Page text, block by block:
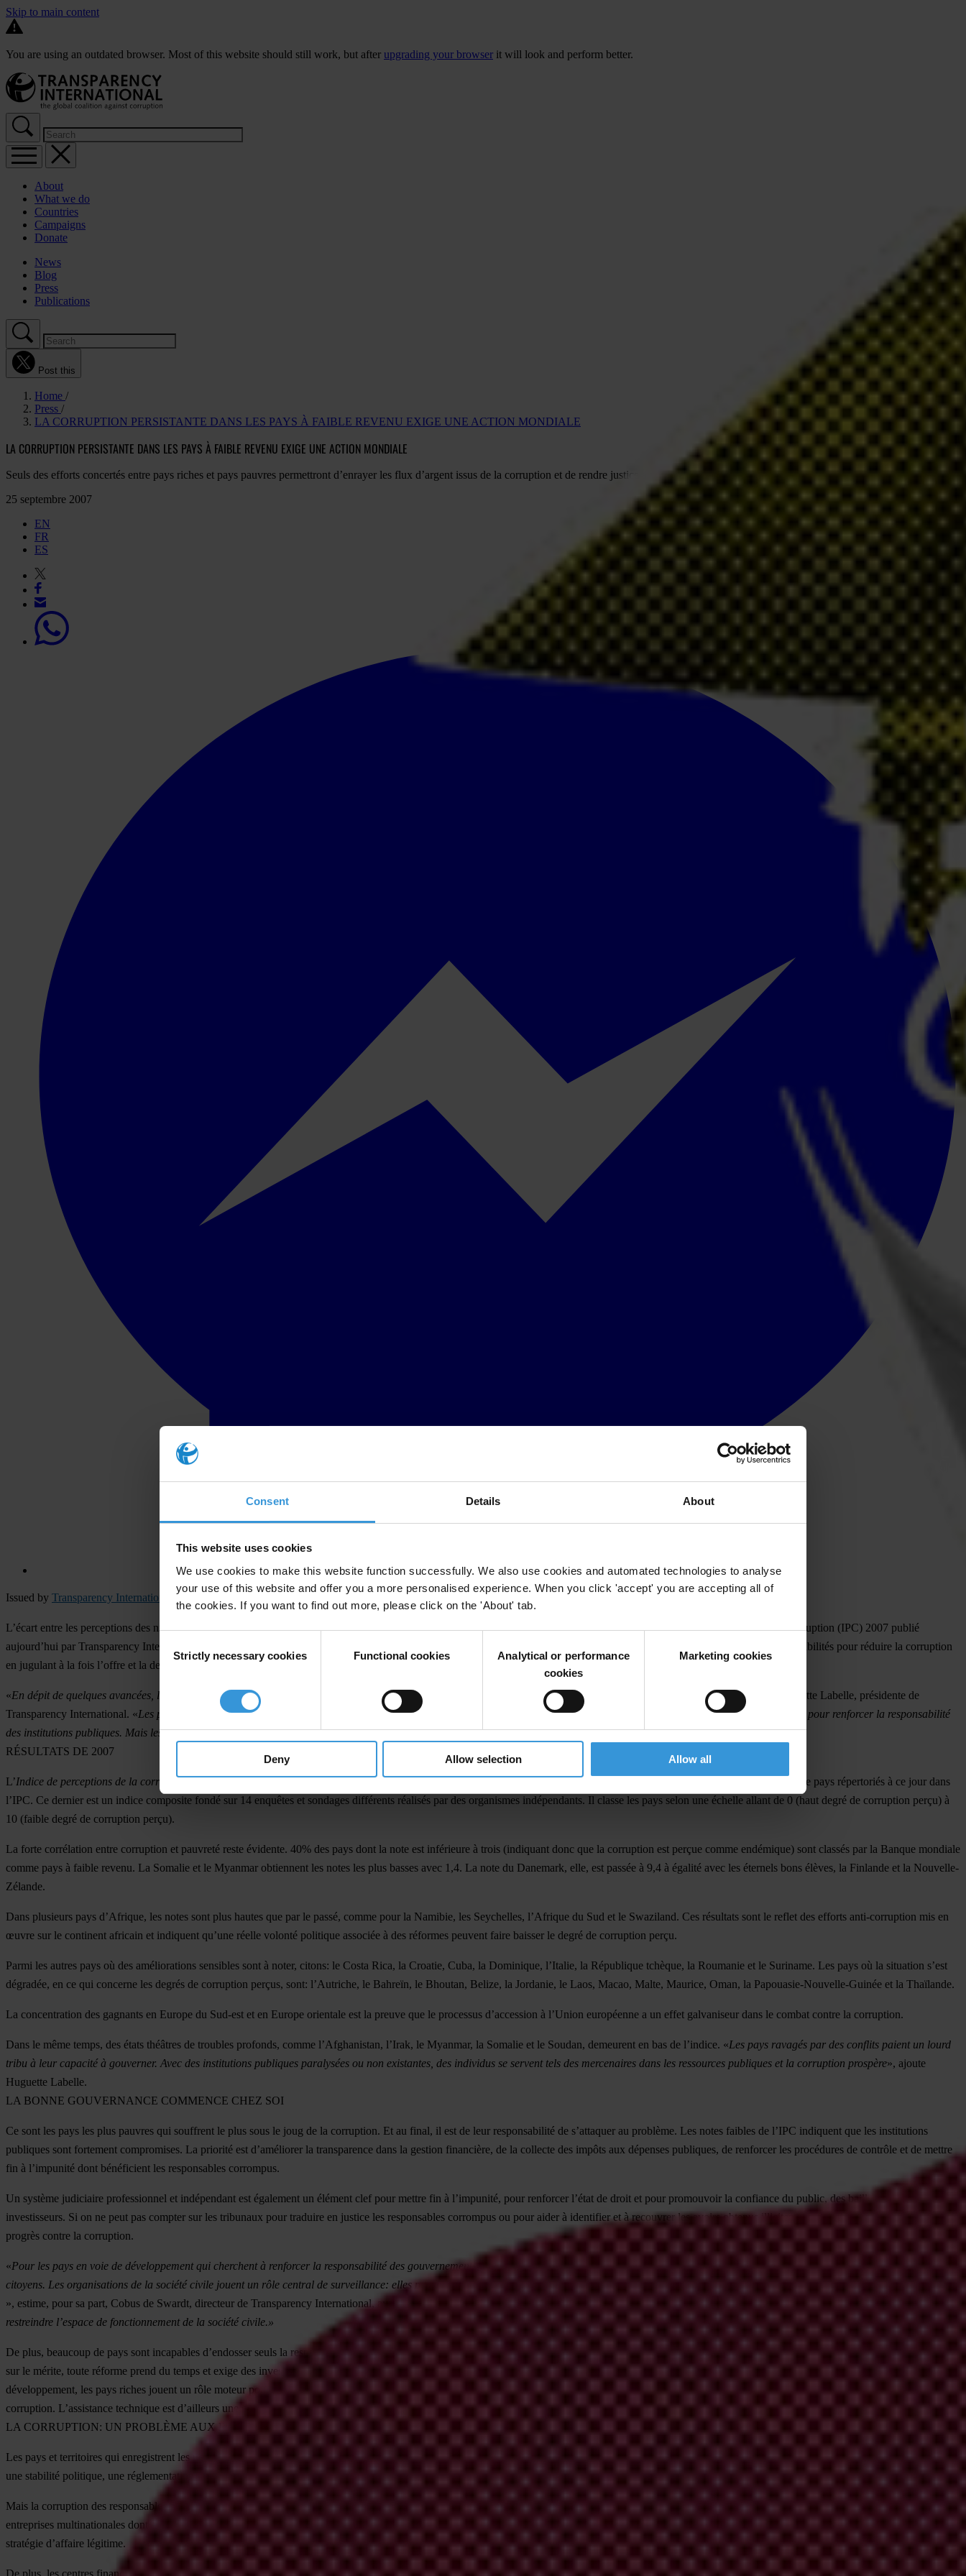
Consent Details About
This website uses cookies
We use cookies to make this website function successfully. We also use cookies and automated technologies to analyse
your use of this website and offer you a more personalised experience. When you click 'accept' you are accepting all of
the cookies. If you want to find out more, please click on the 'About' tab.
Selection
Strictly necessary cookies Functional cookies
Analytical or performance
cookies
Marketing cookies
Deny Allow selection Allow all
Skip to main content
You are using an outdated browser. Most of this website should still work, but after upgrading your browser it will look and perform better.
About
What we do
Countries
Campaigns
Donate
News
Blog
Press
Publications
Post this
Home
Press
LA CORRUPTION PERSISTANTE DANS LES PAYS À FAIBLE REVENU EXIGE UNE ACTION MONDIALE
LA CORRUPTION PERSISTANTE DANS LES PAYS À FAIBLE REVENU EXIGE UNE ACTION MONDIALE
Seuls des efforts concertés entre pays riches et pays pauvres permettront d’enrayer les flux d’argent issus de la corruption et de rendre justice aux plus pauvres
25 septembre 2007
EN
FR
ES
Issued by Transparency International Secretariat
L’écart entre les perceptions des niveaux de corruption dans les pays riches et dans les pays pauvres est toujours aussi net: c’est ce qui ressort de l’Indice de perceptions de la corruption (IPC) 2007 publié
aujourd’hui par Transparency International, la coalition mondiale contre la corruption. Les pays développés et les pays en voie de développement doivent se partager les responsabilités pour réduire la corruption
en jugulant à la fois l’offre et la demande de corruption.
«En dépit de quelques avancées, la corruption continue de siphonner de manière dramatique les ressources affectées à l’éducation, la santé et les infrastructures
», estime Huguette Labelle, présidente de
Transparency International. «Les pays dont les notes sont les plus basses en matière de corruption doivent prendre ces résultats avec le plus grand sérieux et agir dès maintenant pour renforcer la responsabilité
des institutions publiques. Mais les pays les mieux notés doivent également agir, en particulier pour sévir contre les activités de corruption dans le secteur privé.»
RÉSULTATS DE 2007
L’Indice de perceptions de la corruption 2007analyse les perceptions du niveau de la corruption dans le secteur public de 180 pays et territoires. Il s’agit du plus grand nombre de pays répertoriés à ce jour dans
l’IPC. Ce dernier est un indice composite fondé sur 14 enquêtes et sondages différents réalisés par des organismes indépendants. Il classe les pays selon une échelle allant de 0 (haut degré de corruption perçu) à
10 (faible degré de corruption perçu).
La forte corrélation entre corruption et pauvreté reste évidente. 40% des pays dont la note est inférieure à trois (indiquant donc que la corruption est perçue comme endémique) sont classés par la Banque mondiale
comme pays à faible revenu. La Somalie et le Myanmar obtiennent les notes les plus basses avec 1,4. La note du Danemark, elle, est passée à 9,4 à égalité avec les éternels bons élèves, la Finlande et la Nouvelle-
Zélande.
Dans plusieurs pays d’Afrique, les notes sont plus hautes que par le passé, comme pour la Namibie, les Seychelles, l’Afrique du Sud et le Swaziland. Ces résultats sont le reflet des efforts anti-corruption mis en
œuvre sur le continent africain et indiquent qu’une réelle volonté politique associée à des réformes peuvent faire baisser le degré de corruption perçu.
Parmi les autres pays où des améliorations sensibles sont à noter, citons: le Costa Rica, la Croatie, Cuba, la Dominique, l’Italie, la République tchèque, la Roumanie et le Suriname. Les pays où la situation s’est
dégradée, en ce qui concerne les degrés de corruption perçus, sont: l’Autriche, le Bahreïn, le Bhoutan, Belize, la Jordanie, le Laos, Macao, Malte, Maurice, Oman, la Papouasie-Nouvelle-Guinée et la Thaïlande.
La concentration des gagnants en Europe du Sud-est et en Europe orientale est la preuve que le processus d’accession à l’Union européenne a un effet galvaniseur dans le combat contre la corruption.
Dans le même temps, des états théâtres de troubles profonds, comme l’Afghanistan, l’Irak, le Myanmar, la Somalie et le Soudan, demeurent en bas de l’indice. «Les pays ravagés par des conflits paient un lourd
tribu à leur capacité à gouverner. Avec des institutions publiques paralysées ou non existantes, des individus se servent tels des mercenaires dans les ressources publiques et la corruption prospère», ajoute
Huguette Labelle.
LA BONNE GOUVERNANCE COMMENCE CHEZ SOI
Ce sont les pays les plus pauvres qui souffrent le plus sous le joug de la corruption. Et au final, il est de leur responsabilité de s’attaquer au problème. Les notes faibles de l’IPC indiquent que les institutions
publiques sont fortement compromises. La priorité est d’améliorer la transparence dans la gestion financière, de la collecte des impôts aux dépenses publiques, de renforcer les procédures de contrôle et de mettre
fin à l’impunité dont bénéficient les responsables corrompus.
Un système judiciaire professionnel et indépendant est également un élément clef pour mettre fin à l’impunité, pour renforcer l’état de droit et pour promouvoir la confiance du public, des bailleurs de fonds et des
investisseurs. Si on ne peut pas compter sur les tribunaux pour traduire en justice les responsables corrompus ou pour aider à identifier et à recouvrer les avoirs obtenus illicitement, on ne pourra pas enregistrer de
progrès contre la corruption.
«Pour les pays en voie de développement qui cherchent à renforcer la responsabilité des gouvernements, une autre stratégie fondamentale consiste à développer des partenariats avec la société civile et les
citoyens. Les organisations de la société civile jouent un rôle central de surveillance: elles peuvent aider à stimuler la demande en faveur de réformes tout en apportant leur expertise sur les questions techniques
», estime, pour sa part, Cobus de Swardt, directeur de Transparency International, avant de souligner que «
restreindre l’espace de fonctionnement de la société civile.»
De plus, beaucoup de pays sont incapables d’endosser seuls la responsabilité de mettre en œuvre des réformes. Dans les pays où historiquement les institutions publiques sont basées sur le népotisme plutôt que
sur le mérite, toute réforme prend du temps et exige des investissements considérables en termes de ressources et d’assistance technique. En tant que bailleurs de fonds importants en matière d’aide au
développement, les pays riches jouent un rôle moteur pour promouvoir une plus grande responsabilité et intégrité institutionnelle dans les pays dont le secteur public est victime des plus hauts niveaux de
corruption. L’assistance technique est d’ailleurs une des dispositions clefs de la Convention des Nations Unies contre la corruption (CNUCC).
LA CORRUPTION: UN PROBLÈME AUX RACINES MONDIALES
Les pays et territoires qui enregistrent les notes les plus élevées se trouvent en Europe, en Asie de l’Est et en Amérique du Nord. Leurs secteurs publics sont relativement dénués de corruption, aidés en cela par
une stabilité politique, une réglementation bien ancrée en ce qui concerne les conflits d’intérêt et l’accès à l’information ainsi qu’une société civile libre d’exercer son droit de contrôle.
Mais la corruption des responsables publics de haut rang dans les pays pauvres comporte une dimension internationale qui implique les pays les mieux notés dans l’IPC. Les pots-de-vin sont surtout versés par les
entreprises multinationales dont le siège social se trouve dans les pays les plus riches. Il est inacceptable que ces entreprises continuent de considérer la corruption dans les marchés à l’exportation comme une
stratégie d’affaire légitime.
De plus, les centres financiers internationaux jouent un rôle pivot en autorisant les responsables corrompus à se déplacer, à trouver refuge et à investir leurs fonds accumulés de manière illicite. Ainsi, les